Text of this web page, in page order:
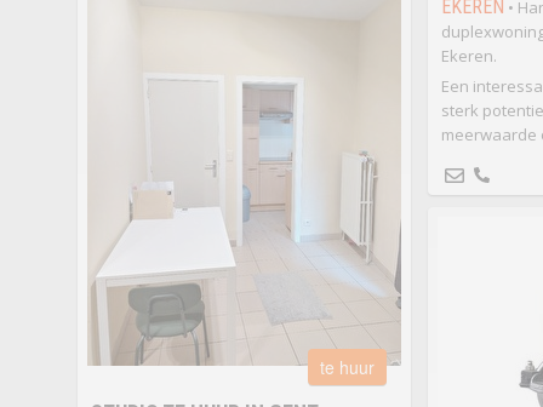
EKEREN •
Ekeren.
Een
sterk
meerwaarde
te huur